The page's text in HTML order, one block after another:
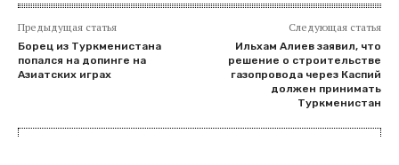
Предыдущая статья
Борец из Туркменистана
попался на допинге на
Азиатских играх
Следующая статья
Ильхам Алиев заявил, что
решение о строительстве
газопровода через Каспий
должен принимать
Туркменистан